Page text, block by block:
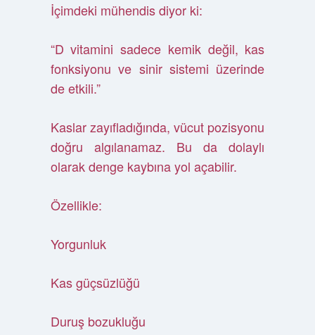
İçimdeki mühendis diyor ki:
“D vitamini sadece kemik değil, kas
fonksiyonu ve sinir sistemi üzerinde
de etkili.”
Kaslar zayıfladığında, vücut pozisyonu
doğru algılanamaz. Bu da dolaylı
olarak denge kaybına yol açabilir.
Özellikle:
Yorgunluk
Kas güçsüzlüğü
Duruş bozukluğu